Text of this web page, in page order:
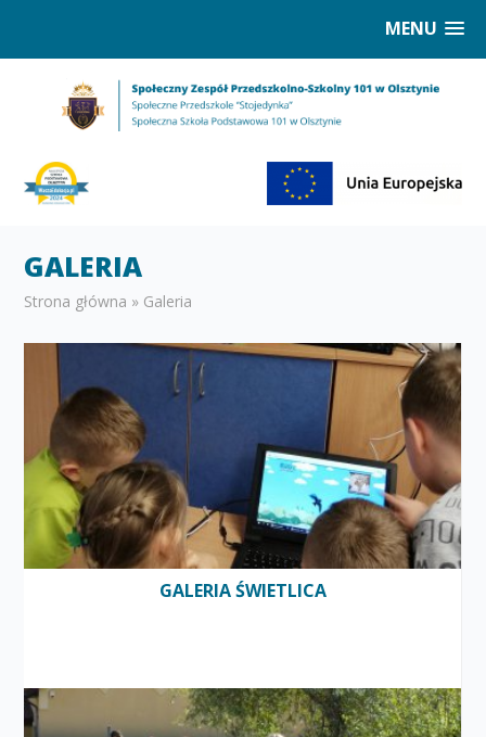
MENU
GALERIA
Strona główna » Galeria
GALERIA ŚWIETLICA